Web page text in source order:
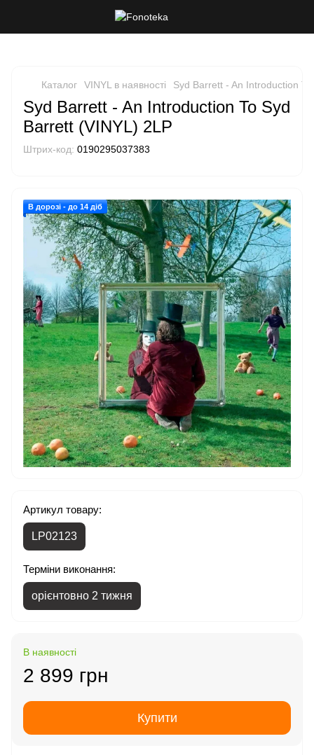
Каталог VINYL в наявності Syd Barrett - An Introduction
Syd Barrett - An Introduction To Syd
Barrett (VINYL) 2LP
Штрих-код: 0190295037383
В дорозі - до 14 діб
Артикул товару:
LP02123
Терміни виконання:
орієнтовно 2 тижня
В наявності
2 899 грн
Купити